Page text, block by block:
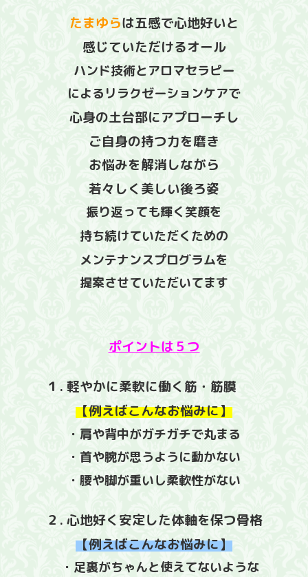
たまゆらは五感で心地好いと
感じていただけるオール
ハンド技術とアロマセラピー
によるリラクゼーションケアで
心身の土台部にアプローチし
ご自身の持つ力を磨き
お悩みを解消しながら
若々しく美しい後ろ姿
振り返っても輝く笑顔を
持ち続けていただくための
メンテナンスプログラムを
提案させていただいてます
ポイントは５つ
１. 軽やかに柔軟に働く筋・筋膜
【例えばこんなお悩みに】
・肩や背中がガチガチで丸まる
・首や腕が思うように動かない
・腰や脚が重いし柔軟性がない
２. 心地好く安定した体軸を保つ骨格
【例えばこんなお悩みに】
・足裏がちゃんと使えてないような